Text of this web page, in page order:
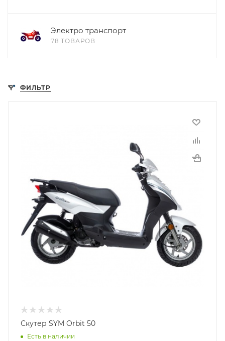
Электро транспорт
78 ТОВАРОВ
ФИЛЬТР
Скутер SYM Orbit 50
Есть в наличии